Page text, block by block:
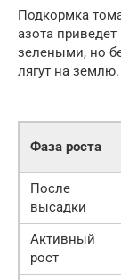
Подкормка
азота
зелеными, но
лягут на землю.
Фаза роста
После
высадки
Активный
рост